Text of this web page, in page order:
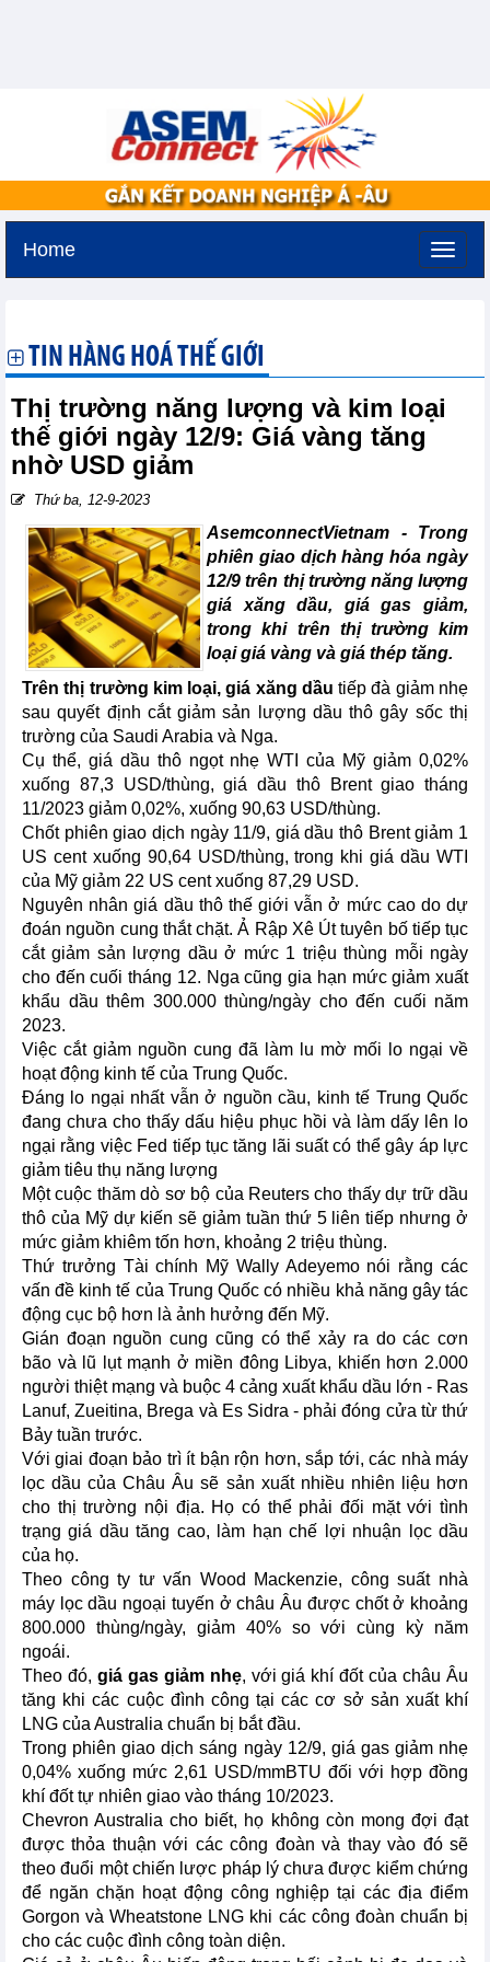
Home
TIN HÀNG HOÁ THẾ GIỚI
Thị trường năng lượng và kim loại
thế giới ngày 12/9: Giá vàng tăng
nhờ USD giảm
Thứ ba, 12-9-2023
AsemconnectVietnam - Trong
phiên giao dịch hàng hóa ngày
12/9 trên thị trường năng lượng
giá xăng dầu, giá gas giảm,
trong khi trên thị trường kim
loại giá vàng và giá thép tăng.
Trên thị trường kim loại, giá xăng dầu tiếp đà giảm nhẹ
sau quyết định cắt giảm sản lượng dầu thô gây sốc thị
trường của Saudi Arabia và Nga.
Cụ thể, giá dầu thô ngọt nhẹ WTI của Mỹ giảm 0,02%
xuống 87,3 USD/thùng, giá dầu thô Brent giao tháng
11/2023 giảm 0,02%, xuống 90,63 USD/thùng.
Chốt phiên giao dịch ngày 11/9, giá dầu thô Brent giảm 1
US cent xuống 90,64 USD/thùng, trong khi giá dầu WTI
của Mỹ giảm 22 US cent xuống 87,29 USD.
Nguyên nhân giá dầu thô thế giới vẫn ở mức cao do dự
đoán nguồn cung thắt chặt. Ả Rập Xê Út tuyên bố tiếp tục
cắt giảm sản lượng dầu ở mức 1 triệu thùng mỗi ngày
cho đến cuối tháng 12. Nga cũng gia hạn mức giảm xuất
khẩu dầu thêm 300.000 thùng/ngày cho đến cuối năm
2023.
Việc cắt giảm nguồn cung đã làm lu mờ mối lo ngại về
hoạt động kinh tế của Trung Quốc.
Đáng lo ngại nhất vẫn ở nguồn cầu, kinh tế Trung Quốc
đang chưa cho thấy dấu hiệu phục hồi và làm dấy lên lo
ngại rằng việc Fed tiếp tục tăng lãi suất có thể gây áp lực
giảm tiêu thụ năng lượng
Một cuộc thăm dò sơ bộ của Reuters cho thấy dự trữ dầu
thô của Mỹ dự kiến sẽ giảm tuần thứ 5 liên tiếp nhưng ở
mức giảm khiêm tốn hơn, khoảng 2 triệu thùng.
Thứ trưởng Tài chính Mỹ Wally Adeyemo nói rằng các
vấn đề kinh tế của Trung Quốc có nhiều khả năng gây tác
động cục bộ hơn là ảnh hưởng đến Mỹ.
Gián đoạn nguồn cung cũng có thể xảy ra do các cơn
bão và lũ lụt mạnh ở miền đông Libya, khiến hơn 2.000
người thiệt mạng và buộc 4 cảng xuất khẩu dầu lớn - Ras
Lanuf, Zueitina, Brega và Es Sidra - phải đóng cửa từ thứ
Bảy tuần trước.
Với giai đoạn bảo trì ít bận rộn hơn, sắp tới, các nhà máy
lọc dầu của Châu Âu sẽ sản xuất nhiều nhiên liệu hơn
cho thị trường nội địa. Họ có thể phải đối mặt với tình
trạng giá dầu tăng cao, làm hạn chế lợi nhuận lọc dầu
của họ.
Theo công ty tư vấn Wood Mackenzie, công suất nhà
máy lọc dầu ngoại tuyến ở châu Âu được chốt ở khoảng
800.000 thùng/ngày, giảm 40% so với cùng kỳ năm
ngoái.
Theo đó, giá gas giảm nhẹ, với giá khí đốt của châu Âu
tăng khi các cuộc đình công tại các cơ sở sản xuất khí
LNG của Australia chuẩn bị bắt đầu.
Trong phiên giao dịch sáng ngày 12/9, giá gas giảm nhẹ
0,04% xuống mức 2,61 USD/mmBTU đối với hợp đồng
khí đốt tự nhiên giao vào tháng 10/2023.
Chevron Australia cho biết, họ không còn mong đợi đạt
được thỏa thuận với các công đoàn và thay vào đó sẽ
theo đuổi một chiến lược pháp lý chưa được kiểm chứng
để ngăn chặn hoạt động công nghiệp tại các địa điểm
Gorgon và Wheatstone LNG khi các công đoàn chuẩn bị
cho các cuộc đình công toàn diện.